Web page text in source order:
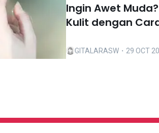
Ingin Awet
Kulit dengan
GITALARASW ・29 OCT